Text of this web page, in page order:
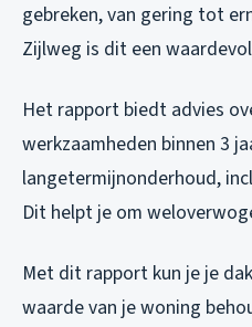
gebreken, van gering tot
Zijlweg is dit een
Het rapport biedt advies
werkzaamheden binnen 3
langetermijnonderhoud,
Dit helpt je om
Met dit rapport kun je je
waarde van je woning